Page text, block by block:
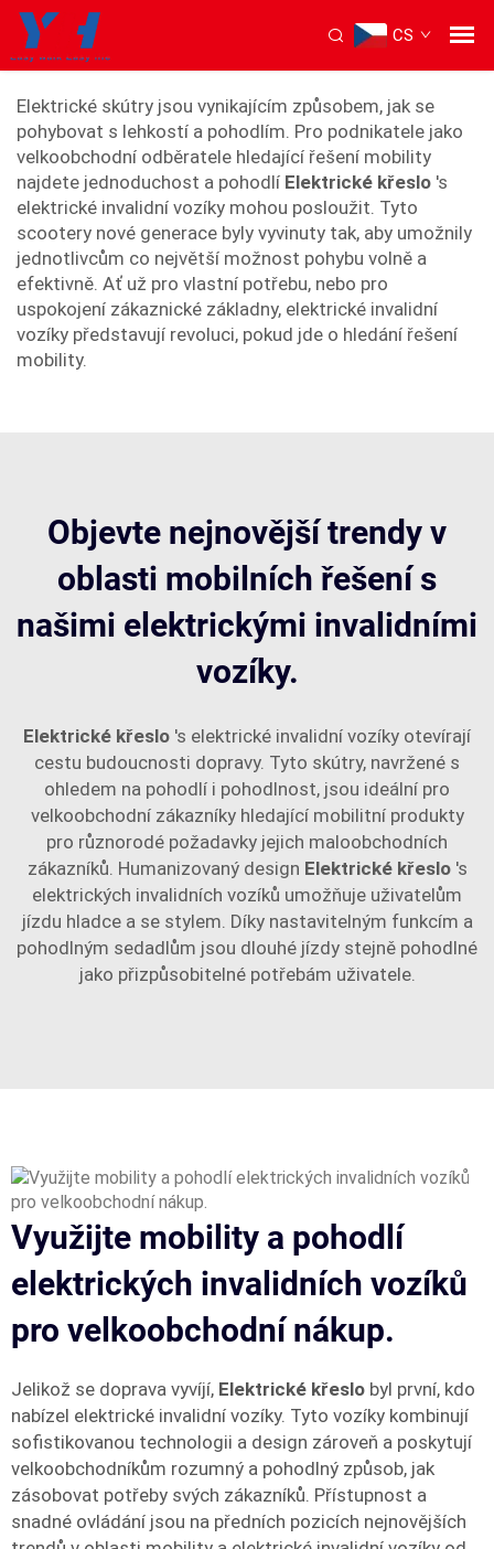
CS
elektrický invalidní vozík
Elektrické skútry jsou vynikajícím způsobem, jak se
pohybovat s lehkostí a pohodlím. Pro podnikatele jako
velkoobchodní odběratele hledající řešení mobility
najdete jednoduchost a pohodlí Elektrické křeslo 's
elektrické invalidní vozíky mohou posloužit. Tyto
scootery nové generace byly vyvinuty tak, aby umožnily
jednotlivcům co největší možnost pohybu volně a
efektivně. Ať už pro vlastní potřebu, nebo pro
uspokojení zákaznické základny, elektrické invalidní
vozíky představují revoluci, pokud jde o hledání řešení
mobility.
Objevte nejnovější trendy v
oblasti mobilních řešení s
našimi elektrickými invalidními
vozíky.
Elektrické křeslo 's elektrické invalidní vozíky otevírají
cestu budoucnosti dopravy. Tyto skútry, navržené s
ohledem na pohodlí i pohodlnost, jsou ideální pro
velkoobchodní zákazníky hledající mobilitní produkty
pro různorodé požadavky jejich maloobchodních
zákazníků. Humanizovaný design Elektrické křeslo 's
elektrických invalidních vozíků umožňuje uživatelům
jízdu hladce a se stylem. Díky nastavitelným funkcím a
pohodlným sedadlům jsou dlouhé jízdy stejně pohodlné
jako přizpůsobitelné potřebám uživatele.
Využijte mobility a pohodlí
elektrických invalidních vozíků
pro velkoobchodní nákup.
Jelikož se doprava vyvíjí, Elektrické křeslo byl první, kdo
nabízel elektrické invalidní vozíky. Tyto vozíky kombinují
sofistikovanou technologii a design zároveň a poskytují
velkoobchodníkům rozumný a pohodlný způsob, jak
zásobovat potřeby svých zákazníků. Přístupnost a
snadné ovládání jsou na předních pozicích nejnovějších